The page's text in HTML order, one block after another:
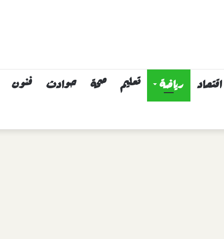
اقتصاد رياضة تعليم صحة حوادث فنون